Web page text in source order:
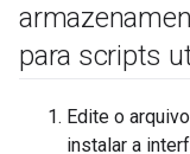
para scripts
Edite o
instalar a